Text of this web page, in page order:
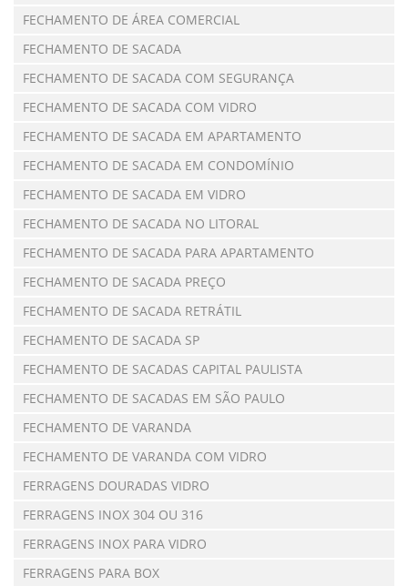
FECHAMENTO DE ÁREA COMERCIAL
FECHAMENTO DE SACADA
FECHAMENTO DE SACADA COM SEGURANÇA
FECHAMENTO DE SACADA COM VIDRO
FECHAMENTO DE SACADA EM APARTAMENTO
FECHAMENTO DE SACADA EM CONDOMÍNIO
FECHAMENTO DE SACADA EM VIDRO
FECHAMENTO DE SACADA NO LITORAL
FECHAMENTO DE SACADA PARA APARTAMENTO
FECHAMENTO DE SACADA PREÇO
FECHAMENTO DE SACADA RETRÁTIL
FECHAMENTO DE SACADA SP
FECHAMENTO DE SACADAS CAPITAL PAULISTA
FECHAMENTO DE SACADAS EM SÃO PAULO
FECHAMENTO DE VARANDA
FECHAMENTO DE VARANDA COM VIDRO
FERRAGENS DOURADAS VIDRO
FERRAGENS INOX 304 OU 316
FERRAGENS INOX PARA VIDRO
FERRAGENS PARA BOX